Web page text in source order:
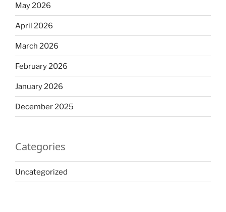
May 2026
April 2026
March 2026
February 2026
January 2026
December 2025
Categories
Uncategorized